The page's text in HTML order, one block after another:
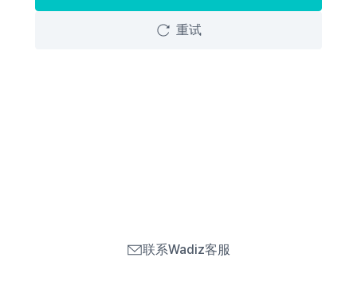
重试
联系Wadiz客服